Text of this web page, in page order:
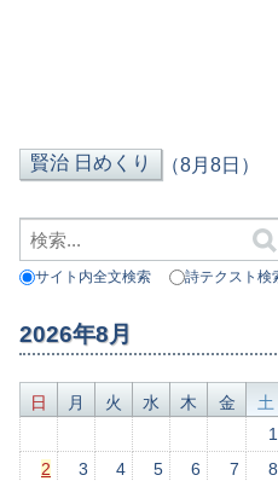
（8月8日）
サイト内全文検索 詩テクスト検
2026年8月
日 月 火 水 木 金
土
1
2
3 4 5 6 7
8